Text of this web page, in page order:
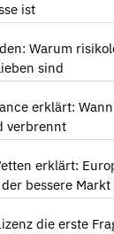
ist
Warum
sind
erklärt:
verbrennt
erklärt:
bessere Markt
die erste